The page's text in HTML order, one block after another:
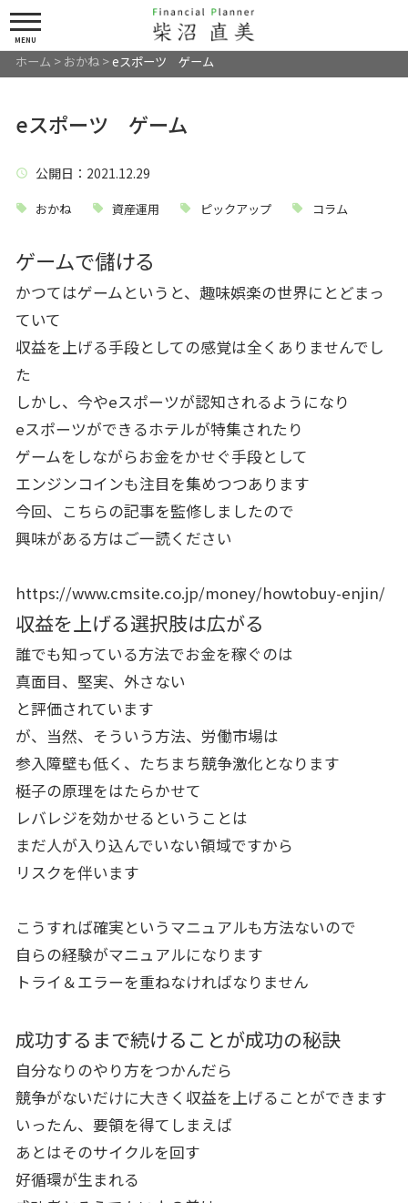
MENU
ホーム > おかね>eスポーツ ゲーム
eスポーツ ゲーム
公開日 ：2021.12.29
おかね 資産運用 ピックアップ コラム
ゲームで儲ける
かつてはゲームというと、趣味娯楽の世界にとどまっ
ていて
収益を上げる手段としての感覚は全くありませんでし
た
しかし、今やeスポーツが認知されるようになり
eスポーツができるホテルが特集されたり
ゲームをしながらお金をかせぐ手段として
エンジンコインも注目を集めつつあります
今回、こちらの記事を監修しましたので
興味がある方はご一読ください
https://www.cmsite.co.jp/money/howtobuy-enjin/
収益を上げる選択肢は広がる
誰でも知っている方法でお金を稼ぐのは
真面目、堅実、外さない
と評価されています
が、当然、そういう方法、労働市場は
参入障壁も低く、たちまち競争激化となります
梃子の原理をはたらかせて
レバレジを効かせるということは
まだ人が入り込んでいない領域ですから
リスクを伴います
こうすれば確実というマニュアルも方法ないので
自らの経験がマニュアルになります
トライ＆エラーを重ねなければなりません
成功するまで続けることが成功の秘訣
自分なりのやり方をつかんだら
競争がないだけに大きく収益を上げることができます
いったん、要領を得てしまえば
あとはそのサイクルを回す
好循環が生まれる